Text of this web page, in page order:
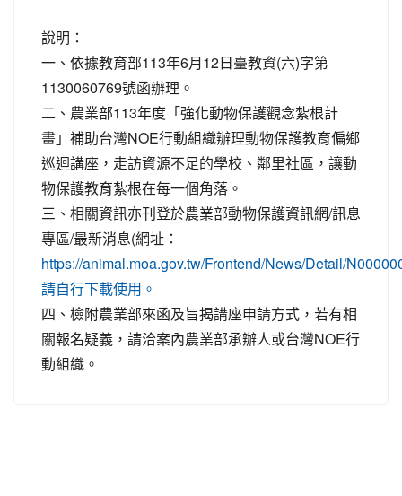
說明：
一、依據教育部113年6月12日臺教資(六)字第
1130060769號函辦理。
二、農業部113年度「強化動物保護觀念紮根計
畫」補助台灣NOE行動組織辦理動物保護教育偏鄉
巡迴講座，走訪資源不足的學校、鄰里社區，讓動
物保護教育紮根在每一個角落。
三、相關資訊亦刊登於農業部動物保護資訊網/訊息
專區/最新消息(網址：
https://animal.moa.gov.tw/Frontend/News/Detail/
請自行下載使用。
四、檢附農業部來函及旨揭講座申請方式，若有相
關報名疑義，請洽案內農業部承辦人或台灣NOE行
動組織。